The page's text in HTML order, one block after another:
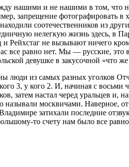
нашими и не нашими в том, что
запрещение фотографировать в
соотечественников из
нелегкую жизнь здесь, в
не вызывают ничего
все равно нет. Мы — русские,
девушке в закусочной «что
люди из самых разных уголков
3, у кого 2. И, начиная с восьми
настал черед уральцев и,
москвичами. Наверное, от
затихали последние
то счету нам было все